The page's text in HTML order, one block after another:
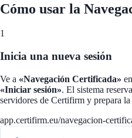
Cómo usar la
1
Inicia una nueva sesión
Ve a «Navegación Certificada»
«Iniciar sesión». El sistema
servidores de Certifirm y prepara
app.certifirm.eu/navegacion-